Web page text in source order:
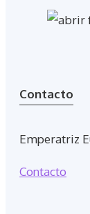
Contacto
Emperatriz
Contacto